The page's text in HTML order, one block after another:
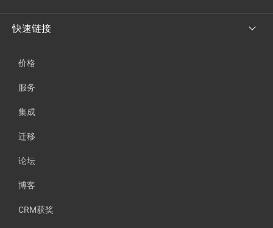
快速链接
价格
服务
集成
迁移
论坛
博客
CRM获奖